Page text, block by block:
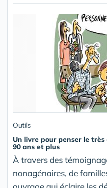
Outils
Un livre pour penser le
90 ans et plus
À travers des
nonagénaires, de